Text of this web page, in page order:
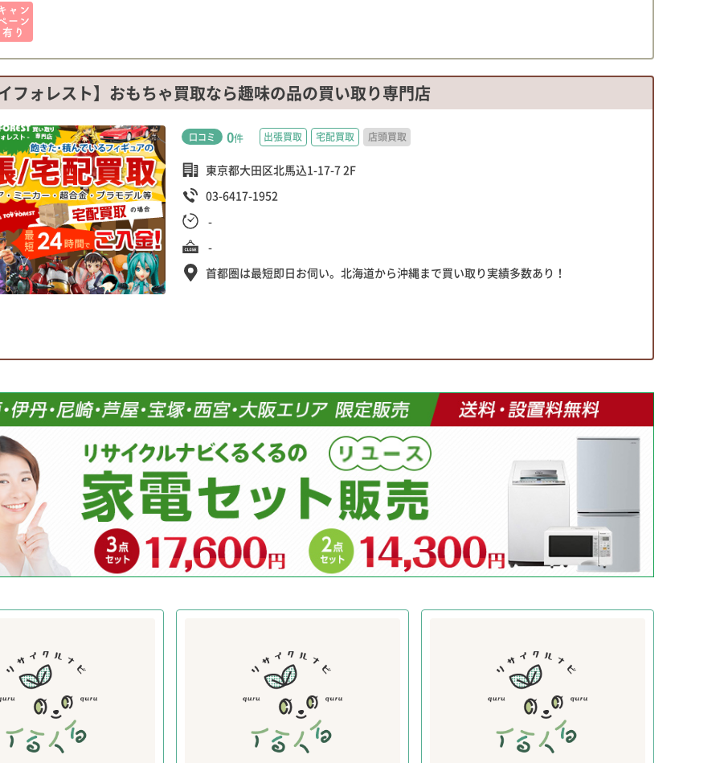
フォレスト】おもちゃ買取なら趣味の品の買い取り専門店
口コミ 0件 出張買取 宅配買取 店頭買取
東京都大田区北馬込1-17-7 2F
03-6417-1952
-
-
首都圏は最短即日お伺い。北海道から沖縄まで買い取り実績多数あり！